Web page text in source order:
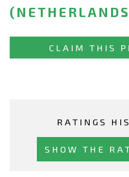
CLAIM THIS
RATINGS
SHOW THE